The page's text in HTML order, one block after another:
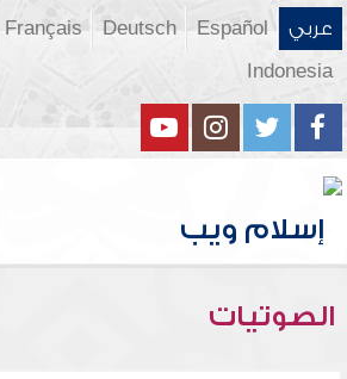
عربي Español
Deutsch
Français
Indonesia
الصوتيات